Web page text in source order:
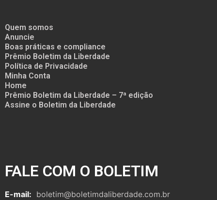
Quem somos
Anuncie
Boas práticas e compliance
Prêmio Boletim da Liberdade
Política de Privacidade
Minha Conta
Home
Prêmio Boletim da Liberdade – 7ª edição
Assine o Boletim da Liberdade
FALE COM O BOLETIM
E-mail: boletim@boletimdaliberdade.com.br